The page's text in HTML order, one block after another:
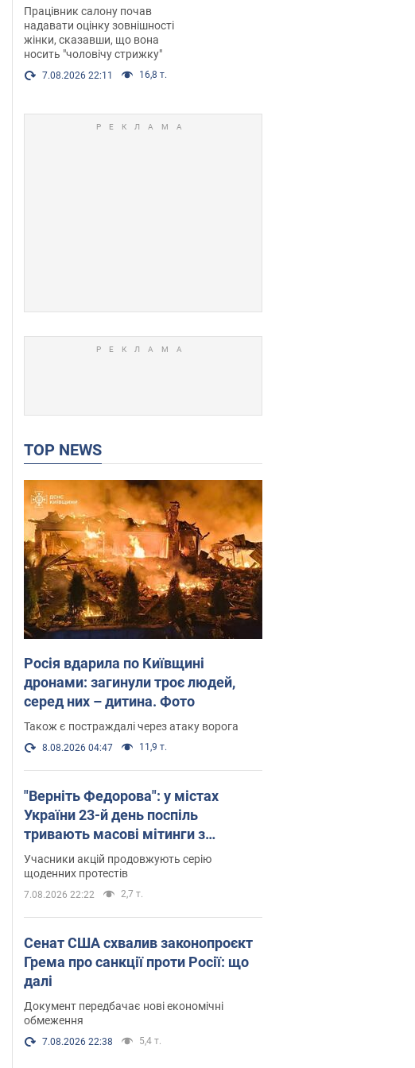
після хімієтерапії,
розгорівся скандал.
Фото
Працівник салону почав
надавати оцінку зовнішності
жінки, сказавши, що вона
носить "чоловічу стрижку"
7.08.2026 22:11 16,8 т.
TOP NEWS
Росія вдарила по Київщині
дронами: загинули троє людей,
серед них – дитина. Фото
Також є постраждалі через атаку ворога
8.08.2026 04:47 11,9 т.
"Верніть Федорова": у містах
України 23-й день поспіль
тривають масові мітинги з
картонками. Фото і відео
Учасники акцій продовжують серію
щоденних протестів
7.08.2026 22:22 2,7 т.
Сенат США схвалив законопроєкт
Грема про санкції проти Росії: що
далі
Документ передбачає нові економічні
обмеження
7.08.2026 22:38 5,4 т.